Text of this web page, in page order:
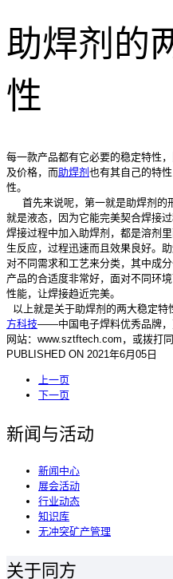
助焊剂的
性
每一款产品都有它必要的稳定特性
及价格，而助焊剂 也有其自己的特
性。
首先来说呢，第一就是助焊剂的
就是液态，因为它能完美契合焊接
焊接过程中加入助焊剂，都是溶剂
生反应，过程迅速而且效果良好。
对不同需求和工艺来分类，其中成
产品的合适度非常好，面对不同环
性能，让焊接趋近完美。
以上就是关于助焊剂的两大稳定特
方科技——中国电子焊料优秀品牌，
网站：www.sztftech.com，或拨打
PUBLISHED ON 2021年6月05日
上一页
下一页
新闻与活动
新闻中心
展会活动
行业动态
知识库
无冲突矿产管理
关于同方